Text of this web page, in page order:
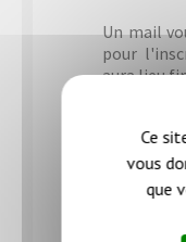
Un mail
pour
aura lieu
Ce
vous
que